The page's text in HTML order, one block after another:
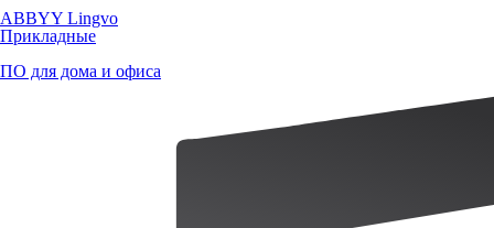
ABBYY Lingvo
Прикладные
ПО для дома и офиса